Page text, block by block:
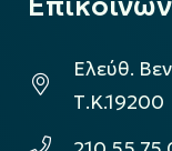
Ελεύθ.
Τ.Κ.19200